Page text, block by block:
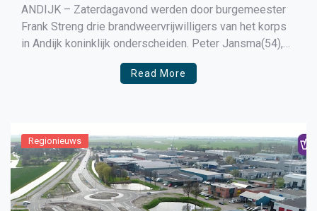
ANDIJK – Zaterdagavond werden door burgemeester
Frank Streng drie brandweervrijwilligers van het korps
in Andijk koninklijk onderscheiden. Peter Jansma(54),
Robert Werkhoven(53) en Bertus Wubs(49) hebben
zich meer dan 25 jaar onbaatzuchtig ingezet voor de
Read More
Regionieuws